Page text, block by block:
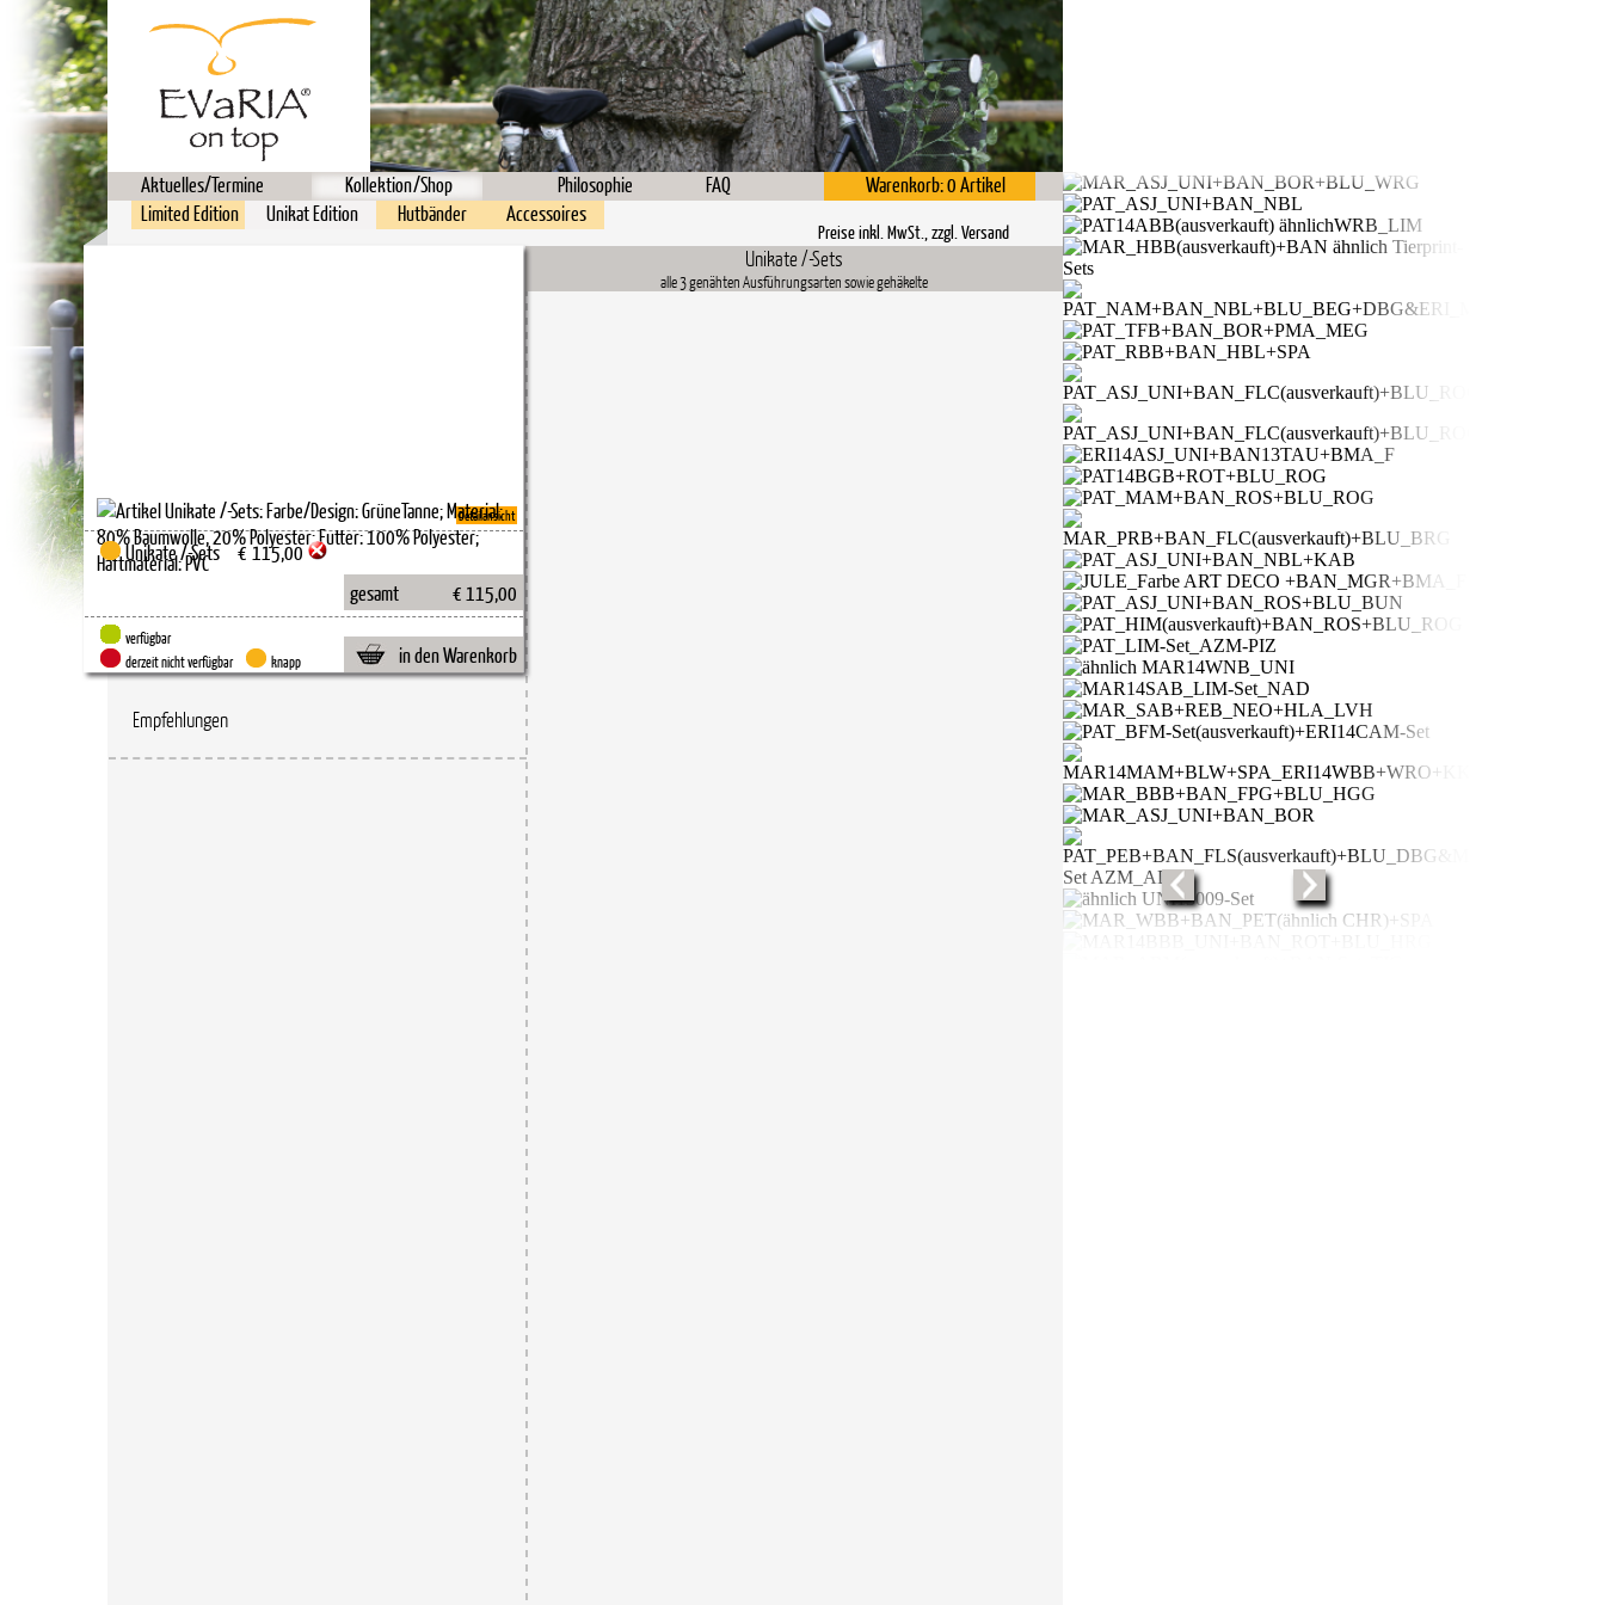
Aktuelles/Termine Kollektion/Shop Philosophie FAQ
Warenkorb: 0 Artikel
Limited Edition
Unikat Edition Hutbänder Accessoires
Detailansicht
Unikate /-Sets € 115,00
gesamt
€ 115,00
verfügbar
derzeit nicht verfügbar
knapp in den Warenkorb
Empfehlungen
Preise inkl. MwSt., zzgl. Versand
Unikate /-Sets
alle 3 genähten Ausführungsarten sowie gehäkelte